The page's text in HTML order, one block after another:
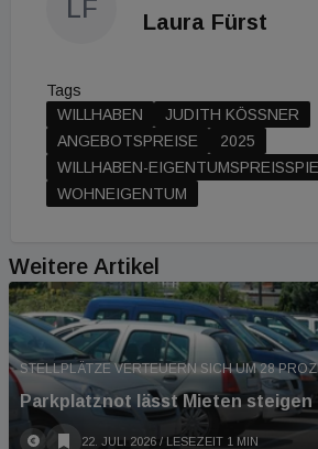
LF Laura Fürst
Tags
WILLHABEN
JUDITH KÖSSNER
ANGEBOTSPREISE
2025
WILLHABEN-
WOHNEIGENTUM
Weitere Artikel
STELLPLÄTZE VERTEUERN SICH UM 28
Parkplatznot lässt Mieten steigen
22. JULI 2026 / LESEZEIT 1 MIN